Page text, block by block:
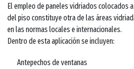
El empleo de paneles vidriados colocados
del piso constituye otra de las áreas
en las normas locales e internacionales.
Dentro de esta aplicación se incluyen:
Antepechos de ventanas